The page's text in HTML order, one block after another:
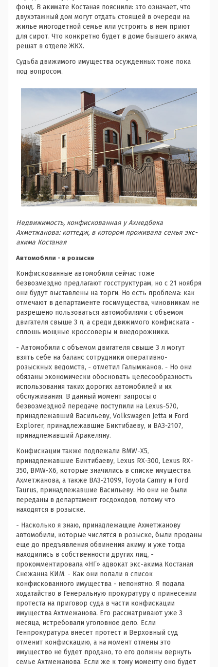
фонд. В акимате Костаная пояснили: это означает, что
двухэтажный дом могут отдать стоящей в очереди на
жилье многодетной семье или устроить в нем приют
для сирот. Что конкретно будет в доме бывшего акима,
решат в отделе ЖКХ.
Судьба движимого имущества осужденных тоже пока
под вопросом.
Недвижимость, конфискованная у Ахмедбека
Ахметжанова: коттедж, в котором проживала семья экс-
акима Костаная
Автомобили - в розыске
Конфискованные автомобили сейчас тоже
безвозмездно предлагают госструктурам, но с 21 ноября
они будут выставлены на торги. Но есть проблема: как
отмечают в департаменте госимущества, чиновникам не
разрешено пользоваться автомобилями с объемом
двигателя свыше 3 л, а среди движимого конфиската -
сплошь мощные кроссоверы и внедорожники.
- Автомобили с объемом двигателя свыше 3 л могут
взять себе на баланс сотрудники оперативно-
розыскных ведомств, - отметил Галымжанов. - Но они
обязаны экономически обосновать целесообразность
использования таких дорогих автомобилей и их
обслуживания. В данный момент запросы о
безвозмездной передаче поступили на Lexus-570,
принадлежавший Васильеву, Volkswagen Jetta и Ford
Explorer, принадлежавшие Биктибаеву, и ВАЗ-2107,
принадлежавший Аракеляну.
Конфискации также подлежали BMW-Х5,
принадлежавшие Биктибаеву, Lexus RX-300, Lexus RX-
350, BMW-Х6, которые значились в списке имущества
Ахметжанова, а также ВАЗ-21099, Toyota Camry и Ford
Taurus, принадлежавшие Васильеву. Но они не были
переданы в департамент госдоходов, потому что
находятся в розыске.
- Насколько я знаю, принадлежащие Ахметжанову
автомобили, которые числятся в розыске, были проданы
еще до предъявления обвинения акиму и уже тогда
находились в собственности других лиц, -
прокомментировала «НГ» адвокат экс-акима Костаная
Снежанна КИМ. - Как они попали в список
конфискованного имущества - непонятно. Я подала
ходатайство в Генеральную прокуратуру о принесении
протеста на приговор суда в части конфискации
имущества Ахтмежанова. Его рассматривают уже 3
месяца, истребовали уголовное дело. Если
Генпрокуратура внесет протест и Верховный суд
отменит конфискацию, а на момент отмены это
имущество не будет продано, то его должны вернуть
семье Ахтмежанова. Если же к тому моменту оно будет